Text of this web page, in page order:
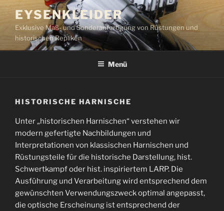
Inhalt
springen
EYSENKLEIDER
Exklusive Maß- und Sonderanfertigung von Rüstungen und
historischen Repliken
Menü
HISTORISCHE HARNISCHE
Unter „historischen Harnischen“ verstehen wir
modern gefertigte Nachbildungen und
Interpretationen von klassischen Harnischen und
Rüstungsteile für die historische Darstellung, hist.
Schwertkampf oder hist. inspiriertem LARP. Die
Ausführung und Verarbeitung wird entsprechend dem
gewünschten Verwendungszweck optimal angepasst,
die optische Erscheinung ist entsprechend der